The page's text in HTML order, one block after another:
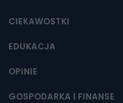
CIEKAWOSTKI
EDUKACJA
OPINIE
GOSPODARKA I FINANSE